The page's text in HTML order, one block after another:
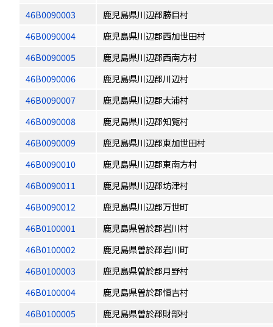
46B0090003
鹿児島県川辺郡勝目村
46B0090004
鹿児島県川辺郡西加世田村
46B0090005
鹿児島県川辺郡西南方村
46B0090006
鹿児島県川辺郡川辺村
46B0090007
鹿児島県川辺郡大浦村
46B0090008
鹿児島県川辺郡知覧村
46B0090009
鹿児島県川辺郡東加世田村
46B0090010
鹿児島県川辺郡東南方村
46B0090011
鹿児島県川辺郡坊津村
46B0090012
鹿児島県川辺郡万世町
46B0100001
鹿児島県曽於郡岩川村
46B0100002
鹿児島県曽於郡岩川町
46B0100003
鹿児島県曽於郡月野村
46B0100004
鹿児島県曽於郡恒吉村
46B0100005
鹿児島県曽於郡財部村